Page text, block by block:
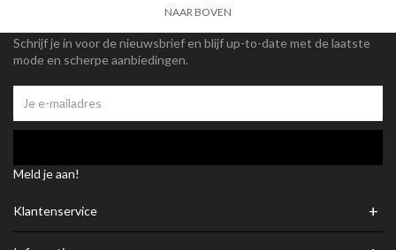
NAAR BOVEN
Schrijf je in voor de nieuwsbrief en blijf up-to-date met de laatste
mode en scherpe aanbiedingen.
Meld je aan!
Klantenservice +